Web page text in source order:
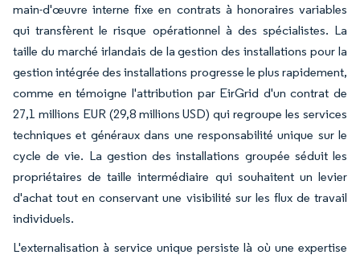
main-d'œuvre interne fixe en contrats à honoraires variables
qui transfèrent le risque opérationnel à des spécialistes. La
taille du marché irlandais de la gestion des installations pour la
gestion intégrée des installations progresse le plus rapidement,
comme en témoigne l'attribution par EirGrid d'un contrat de
27,1 millions EUR (29,8 millions USD) qui regroupe les services
techniques et généraux dans une responsabilité unique sur le
cycle de vie. La gestion des installations groupée séduit les
propriétaires de taille intermédiaire qui souhaitent un levier
d'achat tout en conservant une visibilité sur les flux de travail
individuels.
L'externalisation à service unique persiste là où une expertise